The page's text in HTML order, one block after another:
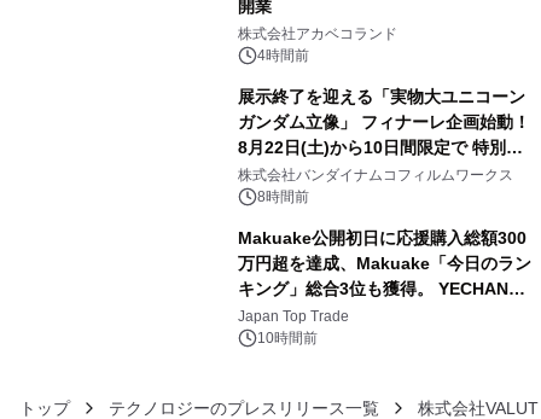
開業
株式会社アカベコランド
4時間前
展示終了を迎える「実物大ユニコーン
ガンダム立像」 フィナーレ企画始動！
8月22日(土)から10日間限定で 特別映
像『UNICORN GUNDAM Statue ―
BEYOND POSSIBILITY ―』を上映！
株式会社バンダイナムコフィルムワークス
8時間前
Makuake公開初日に応援購入総額300
万円超を達成、Makuake「今日のラン
キング」総合3位も獲得。 YECHAN音
浴シンギングボウル第2弾の大型サイ
ズ（XL・2XL・3XL）を先行販売中
Japan Top Trade
10時間前
トップ テクノロジーのプレスリリース一覧 株式会社VALUT